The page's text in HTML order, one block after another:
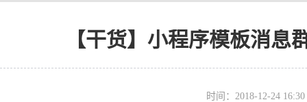
【干货】小程序模板消息
时间：2018-12-24